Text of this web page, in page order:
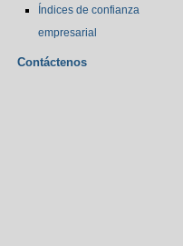
Índices de confianza
empresarial
Contáctenos